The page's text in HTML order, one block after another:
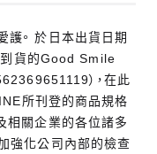
。 於日本出貨日期
到貨的Good Smile
），在此
所刊登的商品規格
相關企業的各位諸多
強化公司內部的檢查